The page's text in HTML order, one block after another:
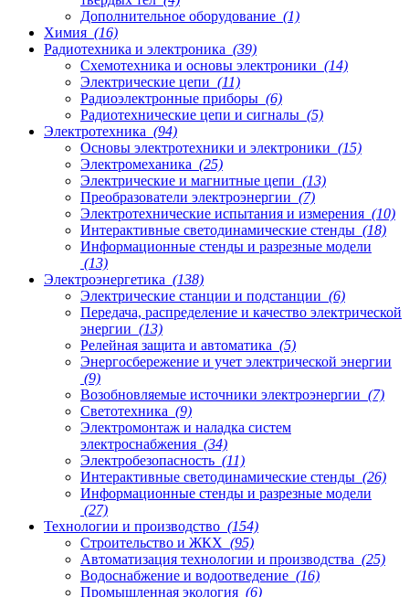
Дополнительное оборудование (1)
Химия (16)
Радиотехника и электроника (39)
Схемотехника и основы электроники (14)
Электрические цепи (11)
Радиоэлектронные приборы (6)
Радиотехнические цепи и сигналы (5)
Электротехника (94)
Основы электротехники и электроники (15)
Электромеханика (25)
Электрические и магнитные цепи (13)
Преобразователи электроэнергии (7)
Электротехнические испытания и измерения (10)
Интерактивные светодинамические стенды (18)
Информационные стенды и разрезные модели
(13)
Электроэнергетика (138)
Электрические станции и подстанции (6)
Передача, распределение и качество электрической
энергии (13)
Релейная защита и автоматика (5)
Энергосбережение и учет электрической энергии
(9)
Возобновляемые источники электроэнергии (7)
Светотехника (9)
Электромонтаж и наладка систем
электроснабжения (34)
Электробезопасность (11)
Интерактивные светодинамические стенды (26)
Информационные стенды и разрезные модели
(27)
Технологии и производство (154)
Строительство и ЖКХ (95)
Автоматизация технологии и производства (25)
Водоснабжение и водоотведение (16)
Промышленная экология (6)